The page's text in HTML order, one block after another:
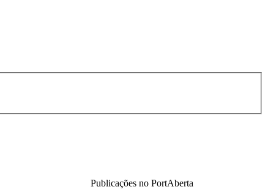
Publicações no PortAberta